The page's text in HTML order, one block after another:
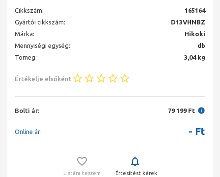
Cikkszám:
165164
Gyártói cikkszám:
D13VHNBZ
Márka:
Hikoki
Mennyiségi egység:
db
Tömeg:
3,04 kg
Értékelje elsőként
Bolti ár: 79 199 Ft
Online ár: - Ft
Listára teszem Értesítést kérek